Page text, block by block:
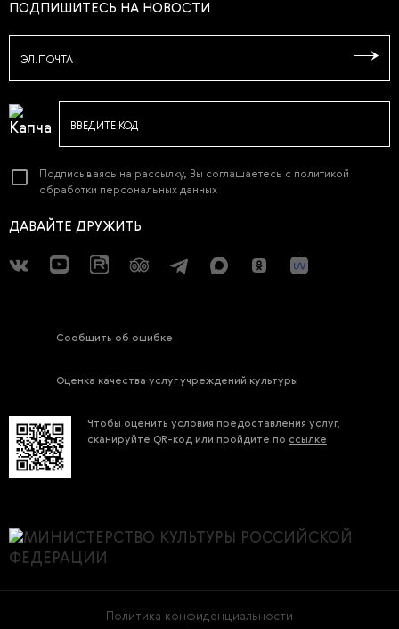
ПОДПИШИТЕСЬ НА НОВОСТИ
ЭЛ.ПОЧТА
ВВЕДИТЕ КОД
Подписываясь на рассылку, Вы соглашаетесь с политикой
обработки персональных данных
ДАВАЙТЕ ДРУЖИТЬ
Сообщить об ошибке
Оценка качества услуг учреждений культуры
Чтобы оценить условия предоставления услуг,
сканируйте QR-код или пройдите по ссылке
Политика конфиденциальности